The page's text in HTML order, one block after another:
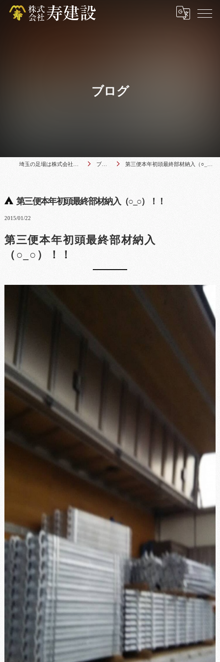
ブログ
埼玉の足場は株式会社寿建設 ブログ 第三便本年初頭最終部材納入（○_○）！！
第三便本年初頭最終部材納入（○_○）！！
2015/01/22
第三便本年初頭最終部材納入
（○_○）！！